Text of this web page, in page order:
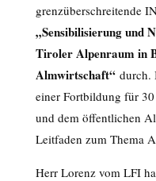
grenzüberschreitende
„Sensibilisierung und
Tiroler Alpenraum in
Almwirtschaft“durch.
einer Fortbildung für
und dem öffentlichen
Leitfaden zum Thema
Herr Lorenz vom LFI